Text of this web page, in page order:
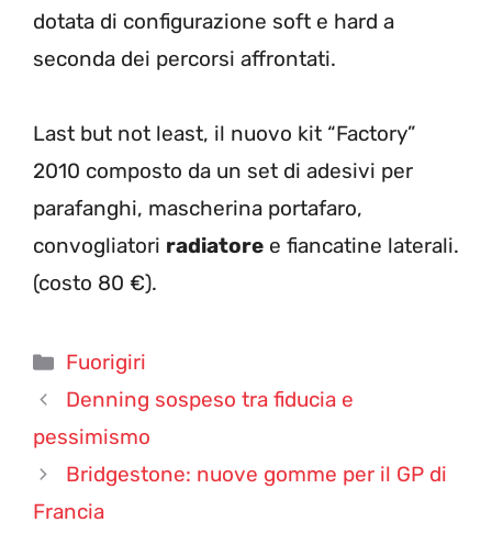
dotata di configurazione soft e hard a
seconda dei percorsi affrontati.
Last but not least, il nuovo kit “Factory”
2010 composto da un set di adesivi per
parafanghi, mascherina portafaro,
convogliatori radiatore e fiancatine laterali.
(costo 80 €).
Categorie
Fuorigiri
Denning sospeso tra fiducia e
pessimismo
Bridgestone: nuove gomme per il GP di
Francia